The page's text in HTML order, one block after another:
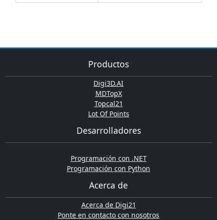
Productos
Digi3D.AI
MDTopX
Topcal21
Lot Of Points
Desarrolladores
Programación con .NET
Programación con Python
Acerca de
Acerca de Digi21
Ponte en contacto con nosotros